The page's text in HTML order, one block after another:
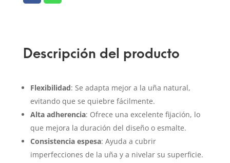
Descripción del producto
Flexibilidad: Se adapta mejor a la uña natural,
evitando que se quiebre fácilmente.
Alta adherencia: Ofrece una excelente fijación, lo
que mejora la duración del diseño o esmalte.
Consistencia espesa: Ayuda a cubrir
imperfecciones de la uña y a nivelar su superficie.